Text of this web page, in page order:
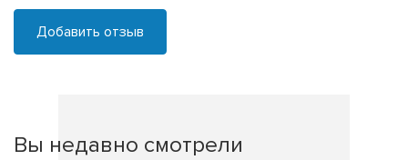
Добавить отзыв
Вы недавно смотрели